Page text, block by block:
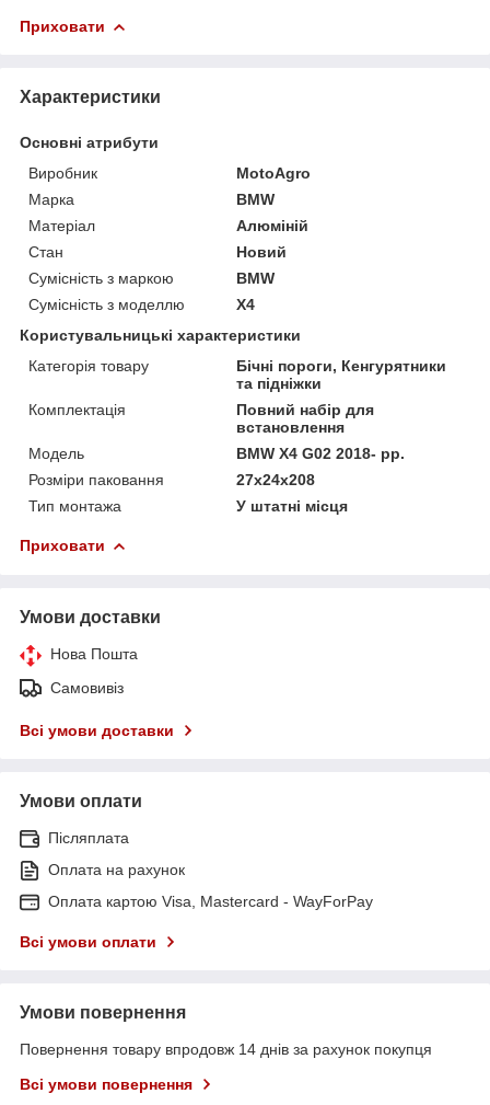
Приховати
Характеристики
Основні атрибути
Виробник
MotoAgro
Марка
BMW
Матеріал
Алюміній
Стан
Новий
Сумісність з маркою
BMW
Сумісність з моделлю
X4
Користувальницькі характеристики
Категорія товару
Бічні пороги, Кенгурятники
та підніжки
Комплектація
Повний набір для
встановлення
Мoдель
BMW X4 G02 2018- рр.
Розміри паковання
27x24x208
Тип монтажа
У штатні місця
Приховати
Умови доставки
Нова Пошта
Самовивіз
Всі умови доставки
Умови оплати
Післяплата
Оплата на рахунок
Оплата картою Visa, Mastercard - WayForPay
Всі умови оплати
Умови повернення
Повернення товару впродовж 14 днів за рахунок покупця
Всі умови повернення